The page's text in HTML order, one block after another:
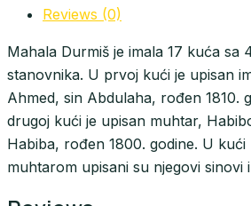
Reviews (0)
Mahala Durmiš je imala 17 kuća sa
stanovnika. U prvoj kući je upisan
Ahmed, sin Abdulaha, rođen 1810.
drugoj kući je upisan muhtar,
Habiba, rođen 1800. godine. U kući
muhtarom upisani su njegovi sinovi